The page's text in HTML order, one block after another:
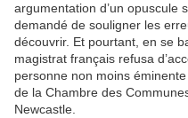
argumentation d’un opuscule
demandé de souligner les
découvrir. Et pourtant, en se
magistrat français refusa
personne non moins
de la Chambre des
Newcastle.